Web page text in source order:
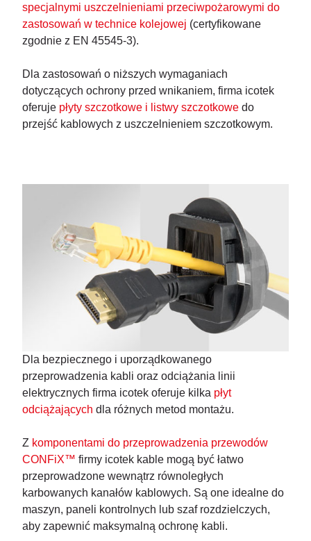
specjalnymi uszczelnieniami przeciwpożarowymi do
zastosowań w technice kolejowej (certyfikowane
zgodnie z EN 45545-3).
Dla zastosowań o niższych wymaganiach
dotyczących ochrony przed wnikaniem, firma icotek
oferuje płyty szczotkowe i listwy szczotkowe do
przejść kablowych z uszczelnieniem szczotkowym.
Dla bezpiecznego i uporządkowanego
przeprowadzenia kabli oraz odciążania linii
elektrycznych firma icotek oferuje kilka płyt
odciążających dla różnych metod montażu.
Z komponentami do przeprowadzenia przewodów
CONFiX™ firmy icotek kable mogą być łatwo
przeprowadzone wewnątrz równoległych
karbowanych kanałów kablowych. Są one idealne do
maszyn, paneli kontrolnych lub szaf rozdzielczych,
aby zapewnić maksymalną ochronę kabli.